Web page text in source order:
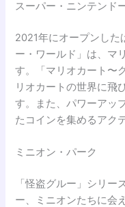
スーパー・ニンテンド
2021年にオープンした
ー・ワールド」は、マ
す。「マリオカート〜
リオカートの世界に飛
す。また、パワーアッ
たコインを集めるアク
ミニオン・パーク
「怪盗グルー」シリー
ー、ミニオンたちに会